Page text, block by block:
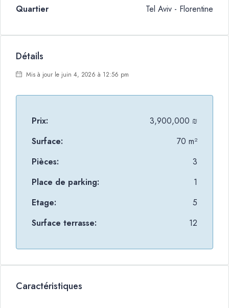
Quartier
Tel Aviv - Florentine
Détails
Mis à jour le juin 4, 2026 à 12:56 pm
Prix:
3,900,000 ₪
Surface:
70 m²
Pièces:
3
Place de parking:
1
Etage:
5
Surface terrasse:
12
Caractéristiques